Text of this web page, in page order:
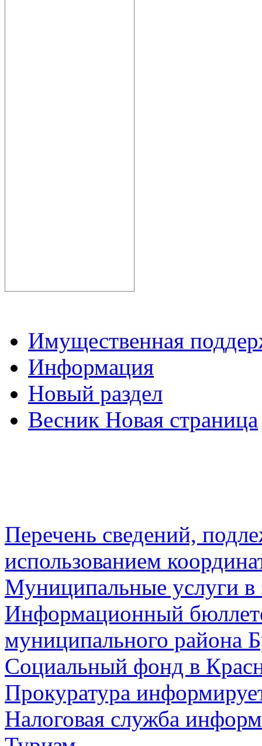
Имущественная
Информация
Новый раздел
Весник Новая страница
Перечень сведений,
использованием
Муниципальные услуги в
Информационный
муниципального района
Социальный фонд в
Прокуратура
Налоговая служба